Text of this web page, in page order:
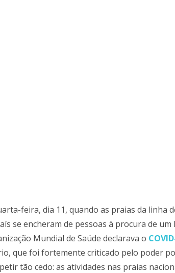
feira, dia 11, quando as praias da linha
se encheram de pessoas à procura de um
Mundial de Saúde declarava o
que foi fortemente criticado pelo poder
tão cedo: as atividades nas praias